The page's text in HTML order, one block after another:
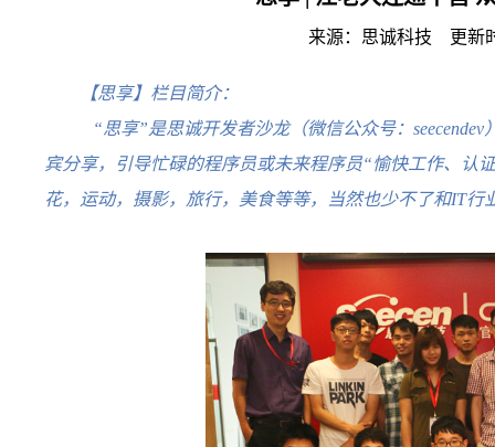
来源：思诚科技 更新
【思享】栏目简介：
“思享”是思诚开发者沙龙（微信公众号：
宾分享，引导忙碌的程序员或未来程序员“愉快工作、认
花，运动，摄影，旅行，美食等等，当然也少不了和IT